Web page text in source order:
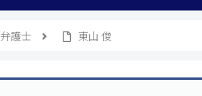
弁護士 東山 俊